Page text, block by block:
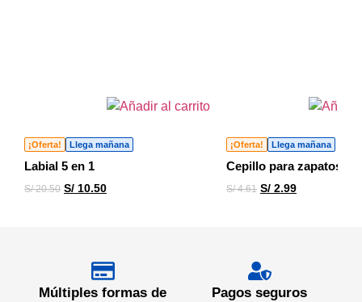
¡Oferta! Llega mañana
Labial 5 en 1
S/20.50 S/ 10.50
¡Oferta! Llega mañana
Cepillo para zapatos
S/4.61 S/ 2.99
Múltiples formas de
Pagos seguros